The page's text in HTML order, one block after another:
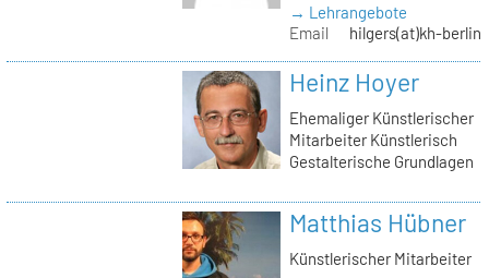
→ Lehrangebote
Email
hilgers(at)kh-
Heinz Hoyer
Ehemaliger Künstlerischer
Mitarbeiter Künstlerisch
Gestalterische Grundlagen
Matthias Hübner
Künstlerischer Mitarbeiter